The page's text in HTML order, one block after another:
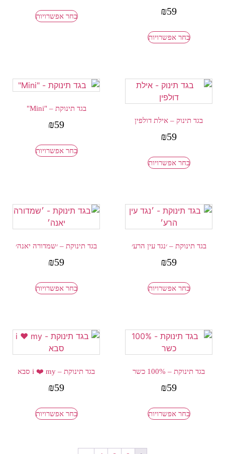
₪59
בחר אפשרויות
בחר אפשרויות
בגד תינוק – אילת דולפין
₪59
בחר אפשרויות
בגד תינוקת – "Mini"
₪59
בחר אפשרויות
בגד תינוקת – ׳נגד עין הרע׳
₪59
בחר אפשרויות
בגד תינוקת – ׳שמדורה יאנה׳
₪59
בחר אפשרויות
בגד תינוקת – 100% כשר
₪59
בחר אפשרויות
בגד תינוקת – i ❤️ my סבא
₪59
בחר אפשרויות